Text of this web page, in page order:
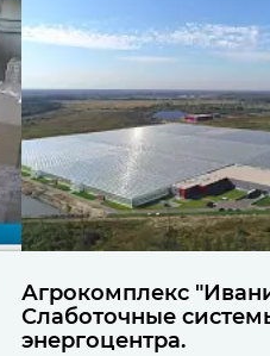
Агрокомплекс
Слаботочные
энергоцентра.